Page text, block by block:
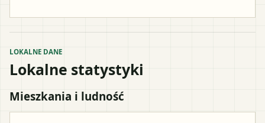
LOKALNE DANE
Lokalne statystyki
Mieszkania i ludność